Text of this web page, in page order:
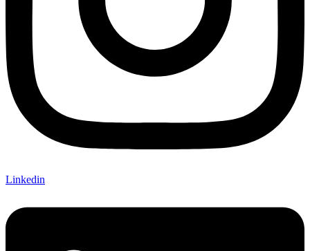
Linkedin